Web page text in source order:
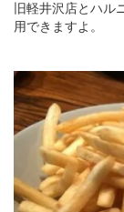
旧軽井沢店とハル
用できますよ。